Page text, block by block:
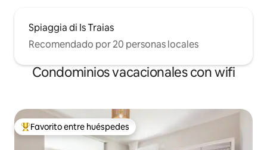
Spiaggia di Is Traias
Recomendado por 20 personas locales
Condominios vacacionales con wifi
Favorito entre huéspedes preferido
Favorito entre huéspedes